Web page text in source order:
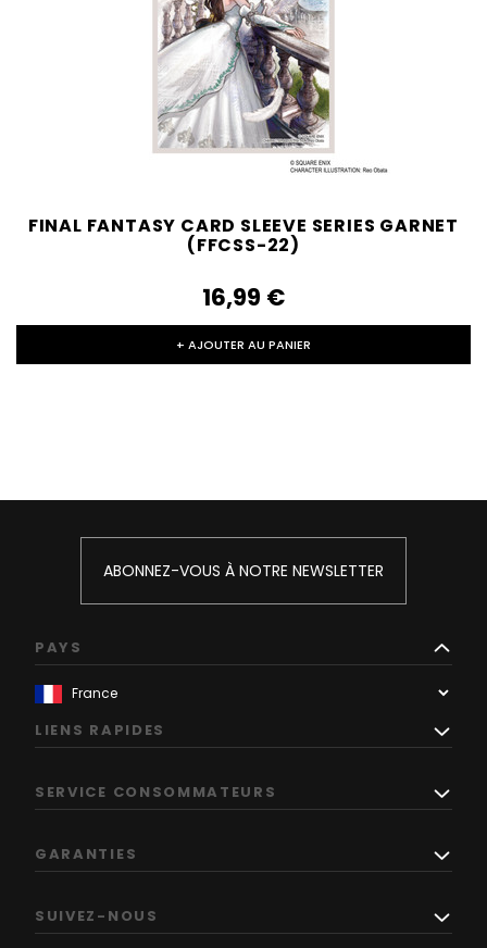
FINAL FANTASY CARD SLEEVE SERIES GARNET
(FFCSS-22)
16,99‎ ‎€
+ AJOUTER AU PANIER
ABONNEZ-VOUS À NOTRE NEWSLETTER
PAYS
LIENS RAPIDES
SERVICE CONSOMMATEURS
GARANTIES
SUIVEZ-NOUS